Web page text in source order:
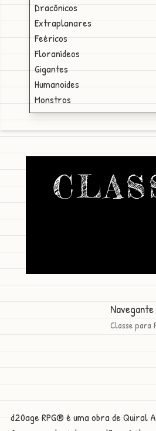
Dracônicos
Extraplanares
Feéricos
Floranídeos
Gigantes
Humanoides
Monstros
Navegante
Classe para
d20age RPG® é uma obra de Quiral